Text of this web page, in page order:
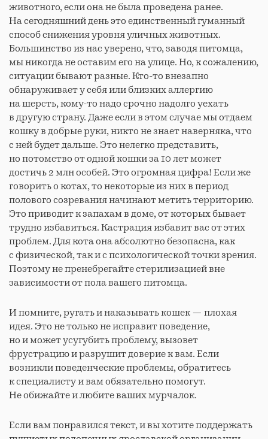
животного, если она не была проведена ранее.
На сегодняшний день это единственный гуманный
способ снижения уровня уличных животных.
Большинство из нас уверено, что, заводя питомца,
мы никогда не оставим его на улице. Но, к сожалению,
ситуации бывают разные. Кто-то внезапно
обнаруживает у себя или близких аллергию
на шерсть, кому-то надо срочно надолго уехать
в другую страну. Даже если в этом случае мы отдаем
кошку в добрые руки, никто не знает наверняка, что
с ней будет дальше. Это нелегко представить,
но потомство от одной кошки за 10 лет может
достичь 2 млн особей. Это огромная цифра! Если же
говорить о котах, то некоторые из них в период
полового созревания начинают метить территорию.
Это приводит к запахам в доме, от которых бывает
трудно избавиться. Кастрация избавит вас от этих
проблем. Для кота она абсолютно безопасна, как
с физической, так и с психологической точки зрения.
Поэтому не пренебрегайте стерилизацией вне
зависимости от пола вашего питомца.
И помните, ругать и наказывать кошек — плохая
идея. Это не только не исправит поведение,
но и может усугубить проблему, вызовет
фрустрацию и разрушит доверие к вам. Если
возникли поведенческие проблемы, обратитесь
к специалисту и вам обязательно помогут.
Не обижайте и любите ваших мурчалок.
Если вам понравился текст, и вы хотите поддержать